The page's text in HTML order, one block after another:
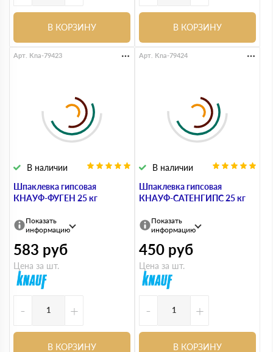
В КОРЗИНУ В КОРЗИНУ
Шпаклевка гипсовая
КНАУФ-ФУГЕН 25 кг
В наличии
Арт. Kna-79423
Показать
информацию
583 руб
Цена за шт.
- +
В КОРЗИНУ
Шпаклевка гипсовая
КНАУФ-САТЕНГИПС 25 кг
В наличии
Арт. Kna-79424
Показать
информацию
450 руб
Цена за шт.
- +
В КОРЗИНУ